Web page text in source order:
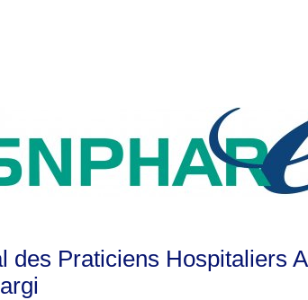
des Praticiens Hospitaliers